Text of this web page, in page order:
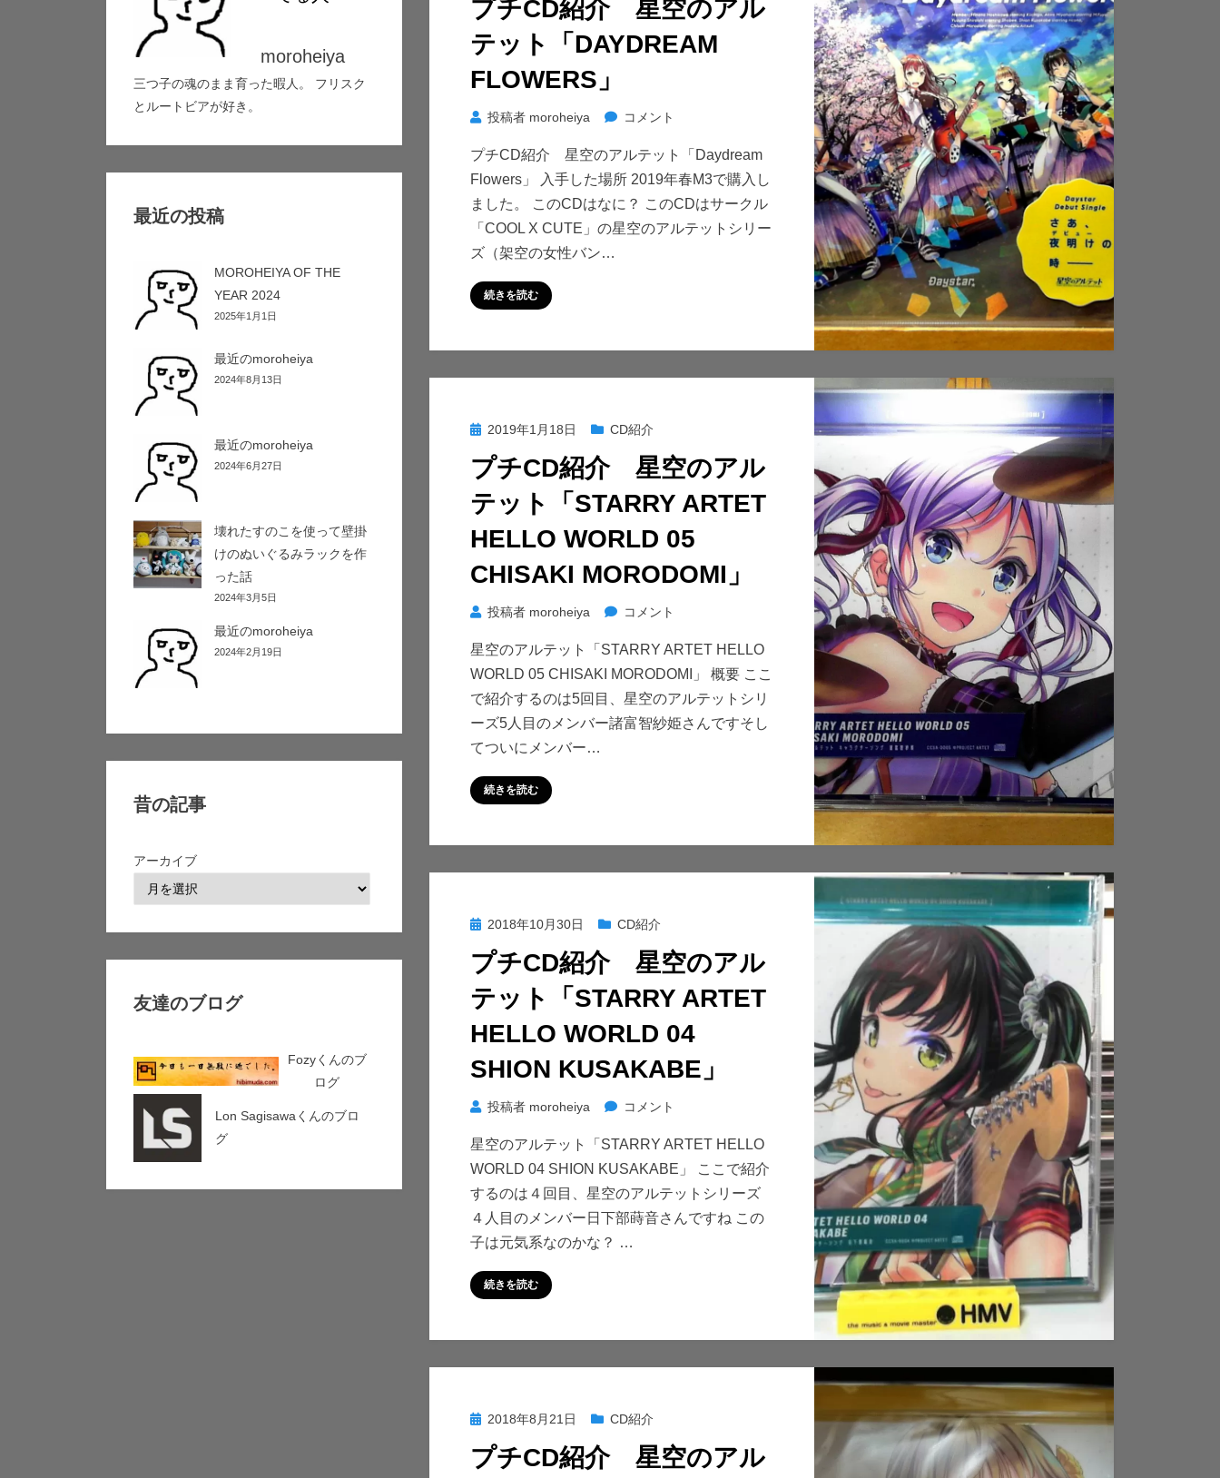
日:
プチCD紹介 星空のアル
テット「DAYDREAM
FLOWERS」
投稿者 moroheiya
プ
CD
紹
介
星
Flowers」
コメント
プチCD紹介 星空のアルテット「Daydream
Flowers」 入手した場所 2019年春M3で購入し
ました。 このCDはなに？ このCDはサークル
「COOL X CUTE」の星空のアルテットシリー
ズ（架空の女性バン…
続きを読む
投
日:
2019年1月18日 CD紹介
プチCD紹介 星空のアル
テット「STARRY ARTET
HELLO WORLD 05
CHISAKI MORODOMI」
投稿者 moroheiya
プ
CD
紹
介
星
ARTET
HELLO
WORLD
05
MORODOMI」
に
コメント
星空のアルテット「STARRY ARTET HELLO
WORLD 05 CHISAKI MORODOMI」 概要 ここ
で紹介するのは5回目、星空のアルテットシリ
ーズ5人目のメンバー諸富智紗姫さんですそし
てついにメンバー…
続きを読む
投
日:
2018年10月30日 CD紹介
プチCD紹介 星空のアル
テット「STARRY ARTET
HELLO WORLD 04
SHION KUSAKABE」
投稿者 moroheiya
プ
CD
紹
介
星
ARTET
HELLO
WORLD
コメント
星空のアルテット「STARRY ARTET HELLO
WORLD 04 SHION KUSAKABE」 ここで紹介
するのは４回目、星空のアルテットシリーズ
４人目のメンバー日下部蒔音さんですね この
子は元気系なのかな？ …
続きを読む
投
日:
2018年8月21日 CD紹介
プチCD紹介 星空のアル
moroheiya
三つ子の魂のまま育った暇人。 フリスク
とルートビアが好き。
最近の投稿
MOROHEIYA OF THE
YEAR 2024
2025年1月1日
最近のmoroheiya
2024年8月13日
最近のmoroheiya
2024年6月27日
壊れたすのこを使って壁掛
けのぬいぐるみラックを作
った話
2024年3月5日
最近のmoroheiya
2024年2月19日
昔の記事
アーカイブ
友達のブログ
Fozyくんのブ
ログ
Lon Sagisawaくんのブロ
グ